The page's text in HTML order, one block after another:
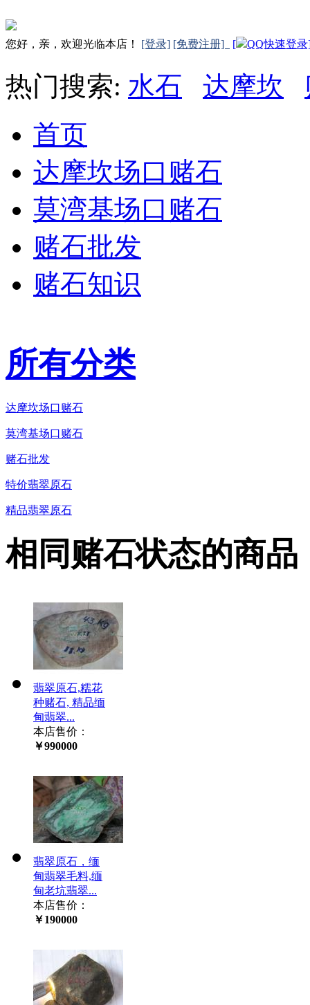
您好，亲，欢迎光临本店！ [登录] [免费注册] [ QQ快速登
热门搜索: 水石 达摩坎
首页
达摩坎场口赌石
莫湾基场口赌石
赌石批发
赌石知识
所有分类
达摩坎场口赌石
莫湾基场口赌石
赌石批发
特价翡翠原石
精品翡翠原石
相同赌石状态的商品
翡翠原石,糯花
种赌石, 精品缅
甸翡翠...
本店售价：
￥990000
翡翠原石，缅
甸翡翠毛料,缅
甸老坑翡翠...
本店售价：
￥190000